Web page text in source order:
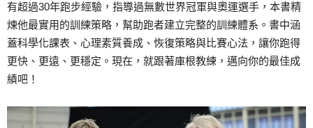
有超過30年跑步經驗，指導過無數世界冠軍與奧運選手，本書精
煉他最實用的訓練策略，幫助跑者建立完整的訓練體系。書中涵
蓋科學化課表、心理素質養成、恢復策略與比賽心法，讓你跑得
更快、更遠、更穩定。現在，就跟著庫根教練，邁向你的最佳成
績吧！